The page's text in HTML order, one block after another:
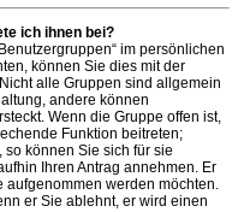
ich ihnen bei?
im persönlichen
können Sie dies mit der
alle Gruppen sind allgemein
andere können
Wenn die Gruppe offen ist,
Funktion beitreten;
können Sie sich für sie
Ihren Antrag annehmen. Er
aufgenommen werden möchten.
er Sie ablehnt, er wird einen